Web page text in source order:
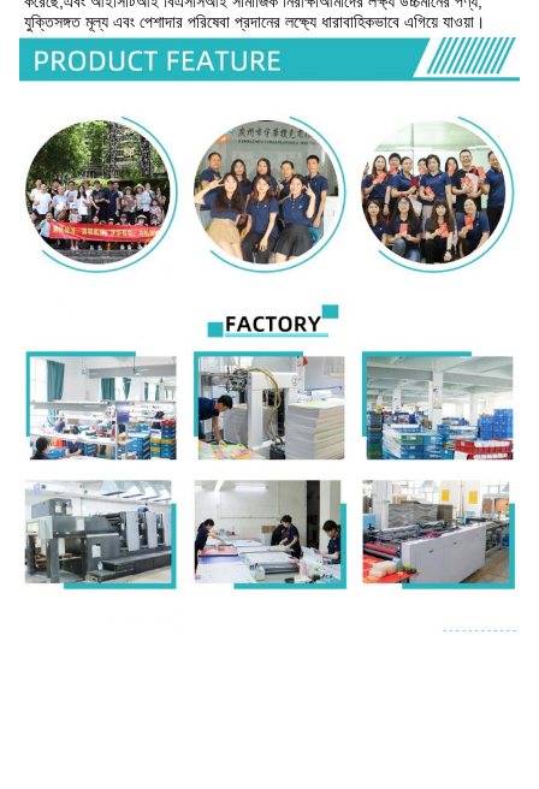
যুক্তিসঙ্গত মূল্য এবং পেশাদার পরিষেবা প্রদানের লক্ষ্যে ধারাবাহিকভাবে এগিয়ে যাওয়া।